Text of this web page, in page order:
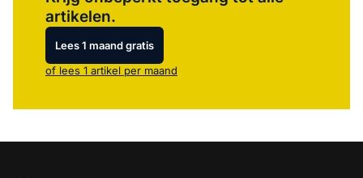
artikelen.
Lees 1 maand gratis
of lees 1 artikel per maand